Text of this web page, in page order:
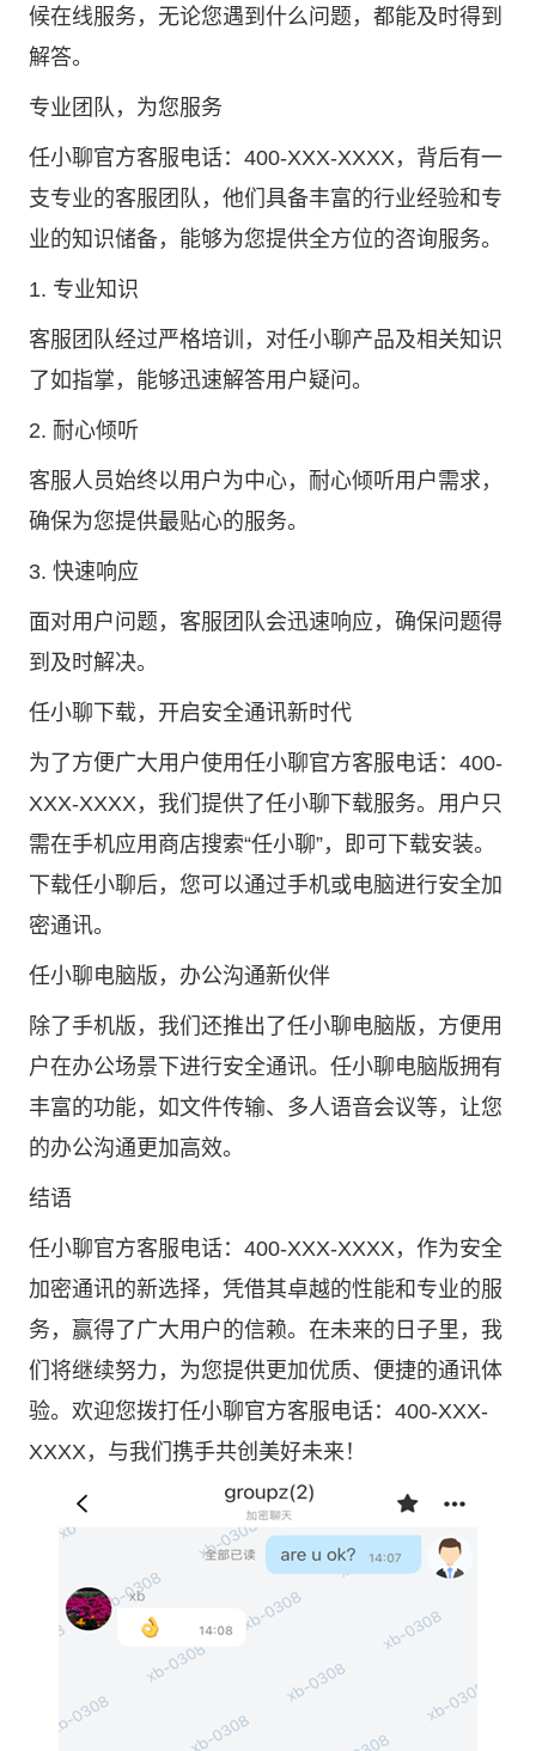
候在线服务，无论您遇到什么问题，都能及时得到
解答。
专业团队，为您服务
任小聊官方客服电话：400-XXX-XXXX，背后有一
支专业的客服团队，他们具备丰富的行业经验和专
业的知识储备，能够为您提供全方位的咨询服务。
1. 专业知识
客服团队经过严格培训，对任小聊产品及相关知识
了如指掌，能够迅速解答用户疑问。
2. 耐心倾听
客服人员始终以用户为中心，耐心倾听用户需求，
确保为您提供最贴心的服务。
3. 快速响应
面对用户问题，客服团队会迅速响应，确保问题得
到及时解决。
任小聊下载，开启安全通讯新时代
为了方便广大用户使用任小聊官方客服电话：400-
XXX-XXXX，我们提供了任小聊下载服务。用户只
需在手机应用商店搜索“任小聊”，即可下载安装。
下载任小聊后，您可以通过手机或电脑进行安全加
密通讯。
任小聊电脑版，办公沟通新伙伴
除了手机版，我们还推出了任小聊电脑版，方便用
户在办公场景下进行安全通讯。任小聊电脑版拥有
丰富的功能，如文件传输、多人语音会议等，让您
的办公沟通更加高效。
结语
任小聊官方客服电话：400-XXX-XXXX，作为安全
加密通讯的新选择，凭借其卓越的性能和专业的服
务，赢得了广大用户的信赖。在未来的日子里，我
们将继续努力，为您提供更加优质、便捷的通讯体
验。欢迎您拨打任小聊官方客服电话：400-XXX-
XXXX，与我们携手共创美好未来！